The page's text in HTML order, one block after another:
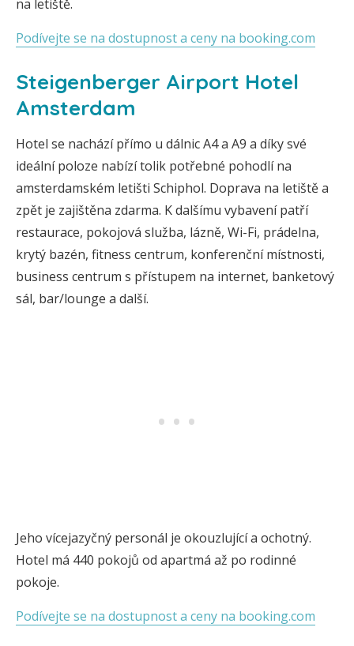
na letiště.
Podívejte se na dostupnost a ceny na booking.com
Steigenberger Airport Hotel
Amsterdam
Hotel se nachází přímo u dálnic A4 a A9 a díky své
ideální poloze nabízí tolik potřebné pohodlí na
amsterdamském letišti Schiphol. Doprava na letiště a
zpět je zajištěna zdarma. K dalšímu vybavení patří
restaurace, pokojová služba, lázně, Wi-Fi, prádelna,
krytý bazén, fitness centrum, konferenční místnosti,
business centrum s přístupem na internet, banketový
sál, bar/lounge a další.
Jeho vícejazyčný personál je okouzlující a ochotný.
Hotel má 440 pokojů od apartmá až po rodinné
pokoje.
Podívejte se na dostupnost a ceny na booking.com